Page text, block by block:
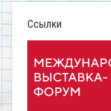
Ссылки